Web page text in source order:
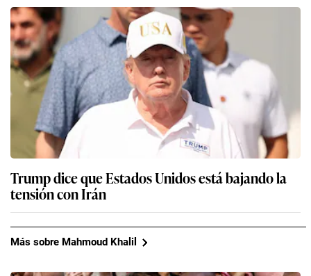
Trump dice que Estados Unidos está bajando la
tensión con Irán
Más sobre Mahmoud Khalil